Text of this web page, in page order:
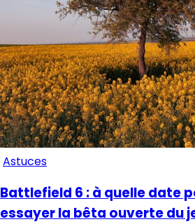
Astuces
Battlefield 6 : à quelle date
essayer la bêta ouverte du